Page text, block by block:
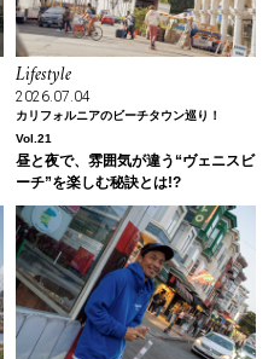
Lifestyle
2026.07.04
カリフォルニアのビーチタウン巡り！
Vol.21
昼と夜で、雰囲気が違う“ヴェニスビ
ーチ”を楽しむ秘訣とは!?